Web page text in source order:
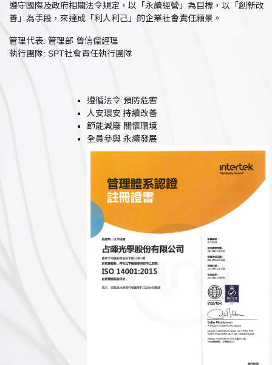
遵循法令 預防危害
人安環安 持續改善
節能減廢 關懷環境
全員參與 永續發展
遵守國際及政府相關法令規定，以「永續經營」為目標，以「創新改
善」為手段，來達成「利人利己」的企業社會責任願景。
管理代表: 管理部 曾信儒經理
執行團隊: SPT社會責任執行團隊